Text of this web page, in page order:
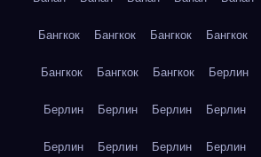
Бангкок Бангкок Бангкок Бангкок
Бангкок Бангкок Бангкок Берлин
Берлин Берлин Берлин Берлин
Берлин Берлин Берлин Берлин